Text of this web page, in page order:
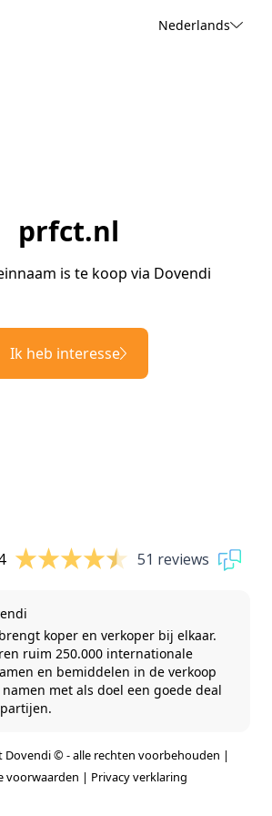
Nederlands
prfct.nl
is te koop via Dovendi
Ik heb interesse
51 reviews
koper en verkoper bij elkaar.
ruim 250.000 internationale
en bemiddelen in de verkoop
met als doel een goede deal
Dovendi © - alle rechten voorbehouden |
voorwaarden | Privacy verklaring